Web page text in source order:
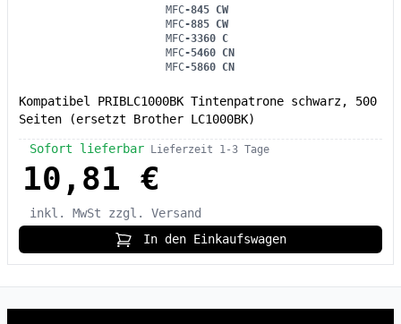
MFC-845 CW
MFC-885 CW
MFC-3360 C
MFC-5460 CN
MFC-5860 CN
Kompatibel PRIBLC1000BK Tintenpatrone schwarz, 500
Seiten (ersetzt Brother LC1000BK)
Sofort lieferbar Lieferzeit 1-3 Tage
10,81 €
inkl. MwSt
zzgl. Versand
In den Einkaufswagen